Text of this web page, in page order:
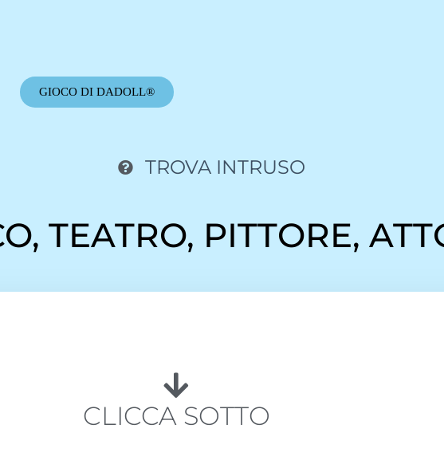
GIOCO DI DADOLL®
TROVA INTRUSO
TEATRO, PITTORE,
CLICCA SOTTO